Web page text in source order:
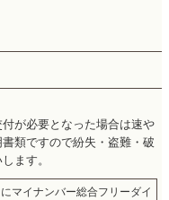
が必要となった場合は速や
類ですので紛失・盗難・破
ます。
マイナンバー総合フリーダイ